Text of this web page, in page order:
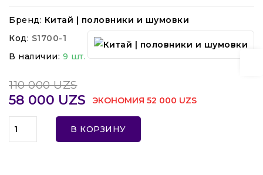
Бренд: Китай | половники и шумовки
Код: S1700-1
В наличии: 9 шт.
110 000 UZS
58 000 UZS ЭКОНОМИЯ 52 000 UZS
В КОРЗИНУ